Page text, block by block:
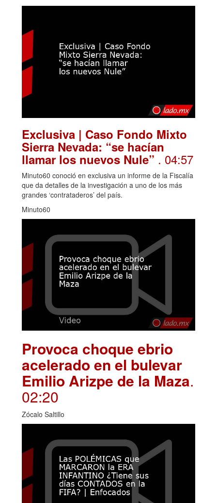
Exclusiva | Caso Fondo Mixto
Sierra Nevada: “se hacían
llamar los nuevos Nule” . 04:57
Minuto60 conoció en exclusiva un informe de la Fiscalía
que da detalles de la investigación a uno de los más
grandes ‘contrataderos’ del país.
Minuto60
Provoca choque ebrio
acelerado en el bulevar
Emilio Arizpe de la Maza.
02:20
Zócalo Saltillo